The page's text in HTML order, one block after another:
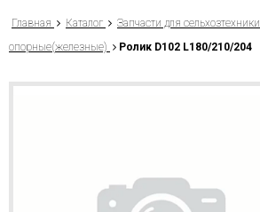
Главная Каталог Запчасти для сельхозтехники
опорные(железные)
Ролик D102 L180/210/204